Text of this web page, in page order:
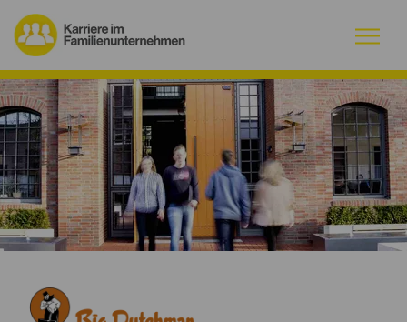
Warum Familienunternehmen?
Firmenprofile
Jobs
Magazin
Initiative